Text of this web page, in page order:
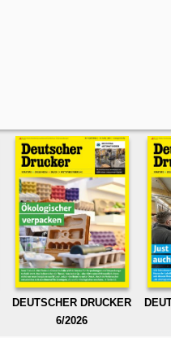
DEUTSCHER DRUCKER
6/2026